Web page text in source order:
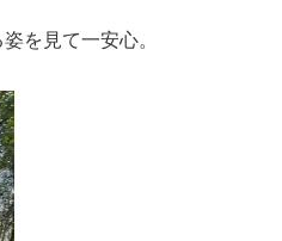
を見て一安心。